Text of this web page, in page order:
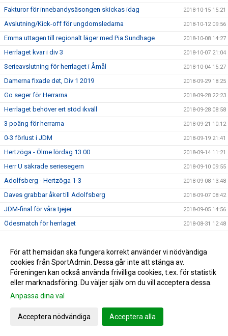
Fakturor för innebandysäsongen skickas idag 2018-10-15 15:21
Avslutning/Kick-off för ungdomsledarna 2018-10-12 09:56
Emma uttagen till regionalt läger med Pia Sundhage 2018-10-08 14:27
Herrlaget kvar i div 3 2018-10-07 21:04
Serieavslutning för herrlaget i Åmål 2018-10-04 15:27
Damerna fixade det, Div 1 2019 2018-09-29 18:25
Go seger för Herrarna 2018-09-28 22:23
Herrlaget behöver ert stöd ikväll 2018-09-28 08:58
3 poäng för herrarna 2018-09-21 10:12
0-3 förlust i JDM 2018-09-19 21:41
Hertzöga - Ölme lördag 13.00 2018-09-14 11:21
Herr U säkrade seriesegern 2018-09-10 09:55
Adolfsberg - Hertzöga 1-3 2018-09-08 13:48
Daves grabbar åker till Adolfsberg 2018-09-07 08:42
JDM-final för våra tjejer 2018-09-05 14:56
Ödesmatch för herrlaget 2018-08-31 12:48
Utlottade priser från Målkronan 2018-08-20 08:33
Tung förlust för herrlaget mot FF 2018-08-18 15:00
Hertzögakronan Lördag 18/8 2018-08-13 09:19
Seger 2-1 mot Bosna 92
10-åringarnas Cup 2018
För att hemsidan ska fungera korrekt använder vi nödvändiga
cookies från SportAdmin. Dessa går inte att stänga av.
Föreningen kan också använda frivilliga cookies, t.ex. för statistik
eller marknadsföring. Du väljer själv om du vill acceptera dessa.
Anpassa dina val
Acceptera nödvändiga Acceptera alla